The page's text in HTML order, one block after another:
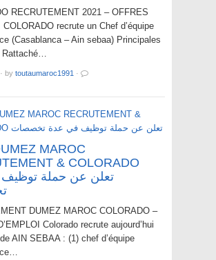
RECRUTEMENT 2021 – OFFRES
COLORADO recrute un Chef d’équipe
(Casablanca – Ain sebaa) Principales
Rattaché…
· by toutaumaroc1991 ·
& COLORADO
تعلن عن حملة
DUMEZ MAROC COLORADO –
Colorado recrute aujourd’hui
AIN SEBAA : (1) chef d’équipe